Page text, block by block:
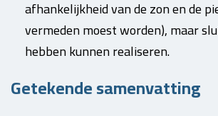
afhankelijkheid van de zon en de
vermeden moest worden), maar
hebben kunnen realiseren.
Getekende samenvatting